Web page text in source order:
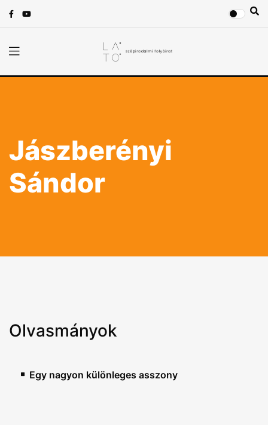
Jászberényi
Sándor
Olvasmányok
Egy nagyon különleges asszony